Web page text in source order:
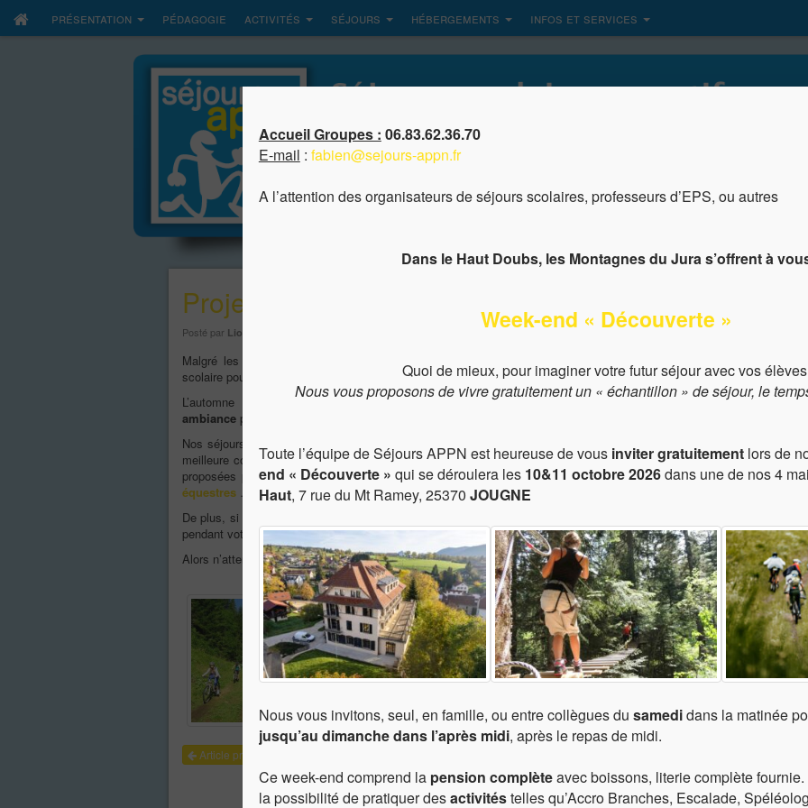
présentation pédagogie activités séjours hébergements infos et services
Projet scolaire d’automne 2020 !
Posté par Lionel JARDOT
Malgré les événements rencontrés actuellement, vous pouvez déjà réfléchir à votre prochain projet
scolaire pour cet automne !
L’automne est la saison idéale pour profiter detarifs préférentielset d’ instaurer une bonne
ambiance pour le début d’année scolaire.
Nos séjours d’intégration multisports permettent de créer une cohésion de groupe, de l’entraide et une
meilleure connaissance mutuelle afin de passer une bonne année scolaire. Diverses activités vous sont
proposées pour un maximum de choix :Activités nautiques,sports de pleine nature, randonnées
équestres …
il y en a pour tous les goûts !
De plus, si vous emmenez vos classes de 6ème, pensez
pendant votre séjour chez nous.
Alors n’attendez plus etcontactez-nouspour une demande de devis personnalisé !
Article précédent
Accueil Groupes : 06.83.62.36.70
E-mail : fabien@sejours-appn.fr
A l’attention des organisateurs de séjours scolaires, professeurs d’EPS, ou autres
Dans le Haut Doubs, les Montagnes du Jura s’offrent à
Week-end « Découverte »
Quoi de mieux, pour imaginer votre futur séjour avec vos
Nous vous proposons de vivre gratuitementun « échantillon » de séjour, le
Toute l’équipe de Séjours APPN est heureuse de vous inviter gratuitementlors de
end « Découverte » qui se déroulera les 10&11 octobre 2026dans une de nos 4
Haut, 7 rue du Mt Ramey, 25370 JOUGNE
Nous vous invitons, seul, en famille, ou entre collègues du samedidans la matinée
jusqu’au dimanche dans l’après midi, après le repas de midi.
Ce week-end comprend la pension complèteavec boissons, literie complète
la possibilité de pratiquer desactivitéstelles qu’Accro Branches, Escalade,